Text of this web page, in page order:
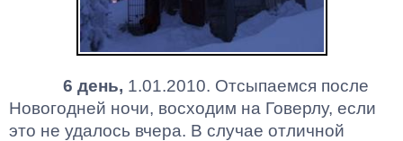
6 день, 1.01.2010. Отсыпаемся после
Новогодней ночи, восходим на Говерлу, если
это не удалось вчера. В случае отличной